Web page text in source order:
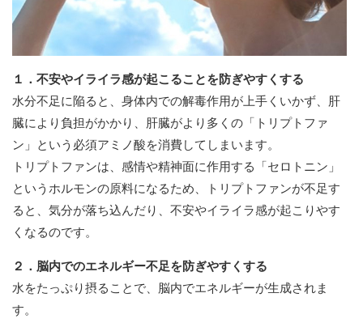
１．不安やイライラ感が起こることを防ぎやすくする
水分不足に陥ると、身体内での解毒作用が上手くいかず、肝
臓により負担がかかり、肝臓がより多くの「トリプトファ
ン」という必須アミノ酸を消費してしまいます。
トリプトファンは、感情や精神面に作用する「セロトニン」
というホルモンの原料になるため、トリプトファンが不足す
ると、気分が落ち込んだり、不安やイライラ感が起こりやす
くなるのです。
２．脳内でのエネルギー不足を防ぎやすくする
水をたっぷり摂ることで、脳内でエネルギーが生成されま
す。